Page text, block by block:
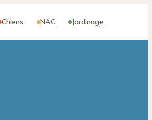
Chiens NAC Jardinage